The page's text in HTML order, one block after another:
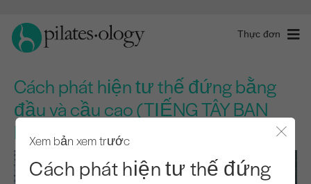
Thực đơn
Cách phát hiện tư thế đứng bằng
đầu và cầu cao (TIẾNG TÂY BAN
NHA)
Xem bản xem trước
Cách phát hiện tư thế đứng